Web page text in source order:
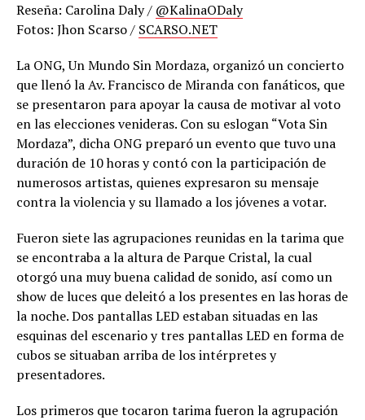
Reseña: Carolina Daly / @KalinaODaly
Fotos: Jhon Scarso / SCARSO.NET
La ONG, Un Mundo Sin Mordaza, organizó un concierto
que llenó la Av. Francisco de Miranda con fanáticos, que
se presentaron para apoyar la causa de motivar al voto
en las elecciones venideras. Con su eslogan “Vota Sin
Mordaza”, dicha ONG preparó un evento que tuvo una
duración de 10 horas y contó con la participación de
numerosos artistas, quienes expresaron su mensaje
contra la violencia y su llamado a los jóvenes a votar.
Fueron siete las agrupaciones reunidas en la tarima que
se encontraba a la altura de Parque Cristal, la cual
otorgó una muy buena calidad de sonido, así como un
show de luces que deleitó a los presentes en las horas de
la noche. Dos pantallas LED estaban situadas en las
esquinas del escenario y tres pantallas LED en forma de
cubos se situaban arriba de los intérpretes y
presentadores.
Los primeros que tocaron tarima fueron la agrupación